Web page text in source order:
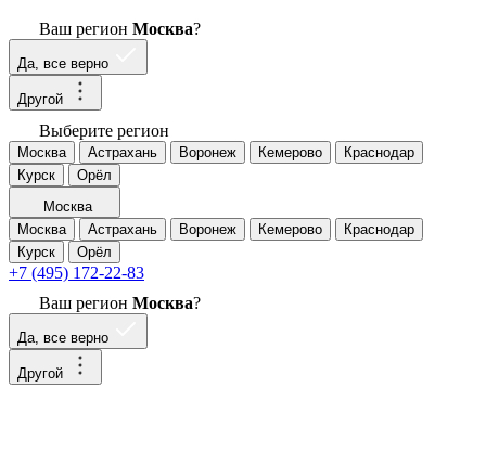
Ваш регион Москва?
Да, все верно
Другой
Выберите регион
Москва Астрахань Воронеж Кемерово
Краснодар
Курск
Орёл
Москва
Москва
Астрахань Воронеж Кемерово
Краснодар
Курск
Орёл
+7 (495) 172-22-83
Ваш регион Москва?
Да, все верно
Другой